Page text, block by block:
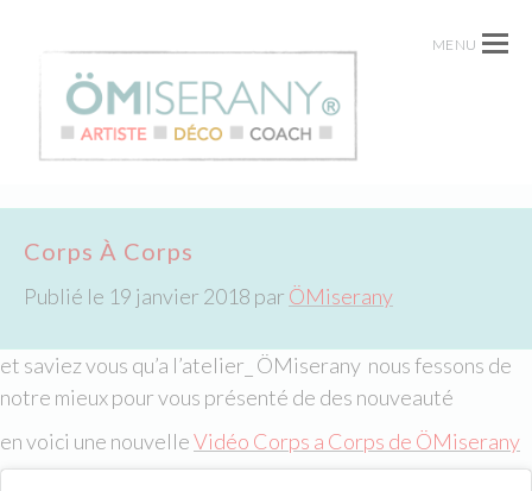
MENU
Corps À Corps
Publié le 19 janvier 2018 par ÖMiserany
et saviez vous qu’a l’atelier_ ÖMiserany nous fessons de
notre mieux pour vous présenté de des nouveauté
en voici une nouvelleVidéo Corps a Corps de ÖMiserany